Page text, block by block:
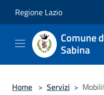
Regione Lazio
Comune
Sabina
Home > Servizi >